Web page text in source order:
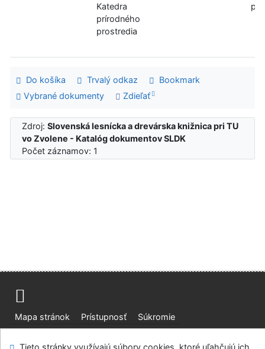
Katedra
prírodného
prostredia
Do košíka Trvalý odkaz
Bookmark
Vybrané dokumenty
Zdieľať
Zdroj:Slovenská lesnícka a drevárska knižnica pri TU
vo Zvolene - Katalóg dokumentov SLDK
Počet záznamov: 1
Mapa stránok Prístupnosť
Súkromie
Tieto stránky využívajú súbory cookies, ktoré uľahčujú ich